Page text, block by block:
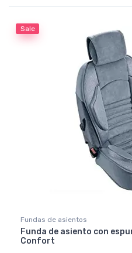
Sale
Fundas de asientos
Funda de asiento con
Confort